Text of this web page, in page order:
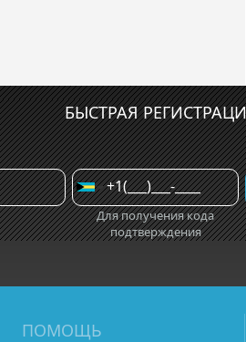
БЫСТРАЯ
Для получения кода
подтверждения
ПОМОЩЬ